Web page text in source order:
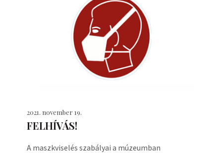
2021. november 19.
FELHÍVÁS!
A maszkviselés szabályai a múzeumban